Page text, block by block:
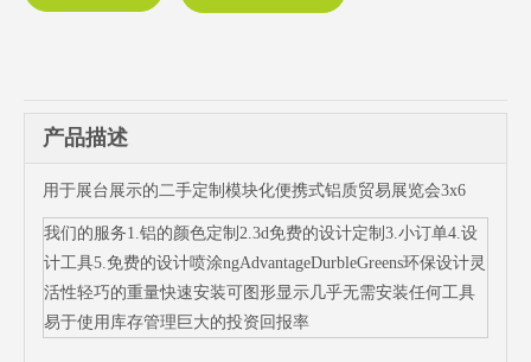
产品描述
用于展台展示的二手定制模块化便携式铝质贸易展览会3x6
我们的服务1.铝的颜色定制2.3d免费的设计定制3.小订单4.设
计工具5.免费的设计喷涂ngAdvantageDurbleGreens环保设计灵
活性轻巧的重量快速安装可图形显示几乎无需安装任何工具
易于使用库存管理巨大的投资回报率